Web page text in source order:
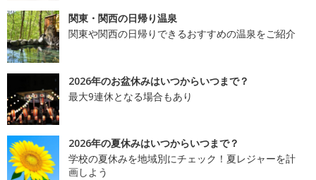
関東・関西の日帰り温泉
関東や関西の日帰りできるおすすめの温泉をご紹介
2026年のお盆休みはいつからいつまで？
最大9連休となる場合もあり
2026年の夏休みはいつからいつまで？
学校の夏休みを地域別にチェック！夏レジャーを計
画しよう